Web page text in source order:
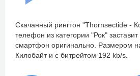
Скачанный рингтон "Thornsectide -
телефон из категории "Рок"
смартфон оригинально. Размером
Килобайт и с битрейтом 192 kb/s.